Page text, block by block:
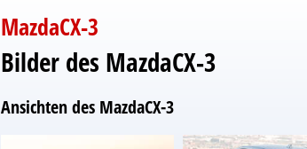
MazdaCX-3
Bilder des MazdaCX-3
Ansichten des MazdaCX-3